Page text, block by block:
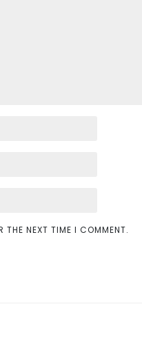
THE NEXT TIME I COMMENT.